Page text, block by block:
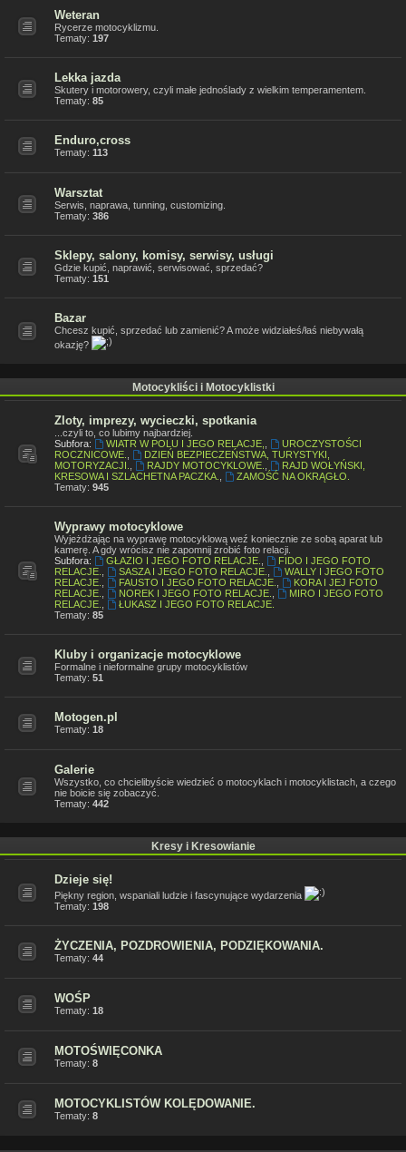
Weteran
Rycerze motocyklizmu.
Tematy: 197
Lekka jazda
Skutery i motorowery, czyli małe jednoślady z wielkim temperamentem.
Tematy: 85
Enduro,cross
Tematy: 113
Warsztat
Serwis, naprawa, tunning, customizing.
Tematy: 386
Sklepy, salony, komisy, serwisy, usługi
Gdzie kupić, naprawić, serwisować, sprzedać?
Tematy: 151
Bazar
Chcesz kupić, sprzedać lub zamienić? A może widziałeś/łaś niebywałą
okazję?
Motocykliści i Motocyklistki
Zloty, imprezy, wycieczki, spotkania
...czyli to, co lubimy najbardziej.
Subfora:
WIATR W POLU I JEGO RELACJE,
UROCZYSTOŚCI
ROCZNICOWE.
DZIEŃ BEZPIECZEŃSTWA, TURYSTYKI,
MOTORYZACJI.
RAJDY MOTOCYKLOWE.
RAJD WOŁYŃSKI,
KRESOWA I SZLACHETNA PACZKA.
ZAMOŚĆ NA OKRĄGŁO.
Tematy: 945
Wyprawy motocyklowe
Wyjeżdżając na wyprawę motocyklową weź koniecznie ze sobą aparat lub
kamerę. A gdy wrócisz nie zapomnij zrobić foto relacji.
Subfora:
GŁAZIO I JEGO FOTO RELACJE.
FIDO I JEGO FOTO
RELACJE.
SASZA I JEGO FOTO RELACJE.
WALLY I JEGO FOTO
RELACJE.
FAUSTO I JEGO FOTO RELACJE.
KORA I JEJ FOTO
RELACJE.
NOREK I JEGO FOTO RELACJE.
MIRO I JEGO FOTO
RELACJE.
ŁUKASZ I JEGO FOTO RELACJE.
Tematy: 85
Kluby i organizacje motocyklowe
Formalne i nieformalne grupy motocyklistów
Tematy: 51
Motogen.pl
Tematy: 18
Galerie
Wszystko, co chcielibyście wiedzieć o motocyklach i motocyklistach, a czego
nie boicie się zobaczyć.
Tematy: 442
Kresy i Kresowianie
Dzieje się!
Piękny region, wspaniali ludzie i fascynujące wydarzenia
Tematy: 198
ŻYCZENIA, POZDROWIENIA, PODZIĘKOWANIA.
Tematy: 44
WOŚP
Tematy: 18
MOTOŚWIĘCONKA
Tematy: 8
MOTOCYKLISTÓW KOLĘDOWANIE.
Tematy: 8